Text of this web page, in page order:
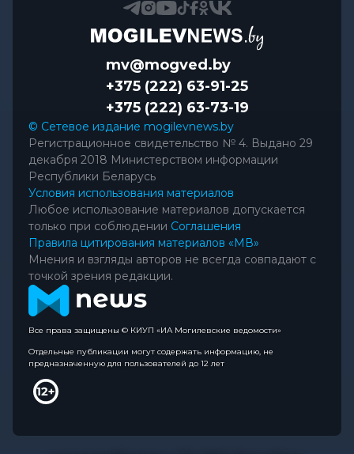
mv@mogved.by
+375 (222) 63-91-25
+375 (222) 63-73-19
© Сетевое издание mogilevnews.by
Регистрационное свидетельство № 4. Выдано 29
декабря 2018 Министерством информации
Республики Беларусь
Условия использования материалов
Любое использование материалов допускается
только при соблюдении Соглашения
Правила цитирования материалов «МВ»
Мнения и взгляды авторов не всегда совпадают с
точкой зрения редакции.
Все права защищены © КИУП «ИА Могилевские ведомости»
Отдельные публикации могут содержать информацию, не
предназначенную для пользователей до 12 лет